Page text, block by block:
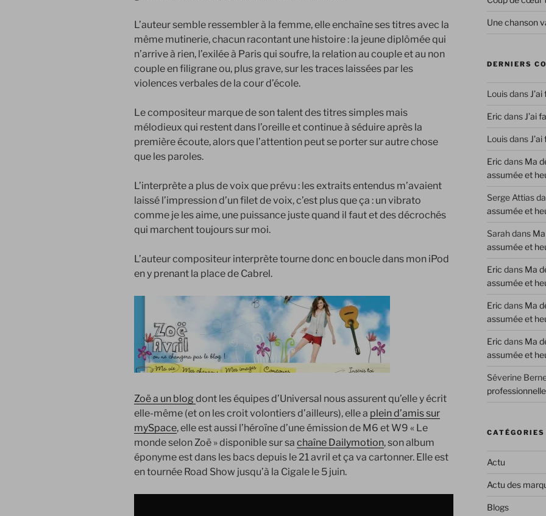
L’auteur semble ressembler à la femme, elle enchaîne ses titres avec la
même mutinerie, chacun racontant une histoire : la jeune diplômée qui
n’arrive à rien, l’exilée à Paris qui soufre, la relation au couple et au non
couple en filigrane ou, plus grave, sur les traces laissées par les
violences verbales de la cour d’école.
Le compositeur marque de son talent des titres simples mais
mélodieux qui restent dans l’oreille et continue à séduire après la
première écoute, alors que l’attention peut se porter sur autre chose
que les paroles.
L’interprète a plus de voix que prévu : les extraits entendus m’avaient
laissé l’impression d’un filet de voix, c’est plus que ça : un vibrato
comme je les aime, une puissance juste quand il faut et des décrochés
qui marchent toujours sur moi.
L’auteur compositeur interprète tourne donc en boucle dans mon iPod
en y prenant la place de Cabrel.
Zoë a un blog dont les équipes d’Universal nous assurent qu’elle y écrit
elle-même (et on les croit volontiers d’ailleurs), elle a plein d’amis sur
mySpace, elle est aussi l’héroïne d’une émission de M6 et W9 « Le
monde selon Zoë » disponible sur sa chaîne Dailymotion, son album
éponyme est dans les bacs depuis le 21 avril et ça va cartonner. Elle est
en tournée Road Show jusqu’à la Cigale le 5 juin.
Une chanson
DERNIERS
Louisdans
Eric dans J’ai
Louisdans
Eric dans Ma
assumée et
Serge Attias
assumée et
Sarahdans
assumée et
Eric dans Ma
assumée et
Eric dans Ma
assumée et
Eric dans Ma
assumée et
Séverine
CATÉGORIES
Actu
Actu des
Blogs